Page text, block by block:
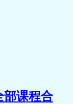
部课程合